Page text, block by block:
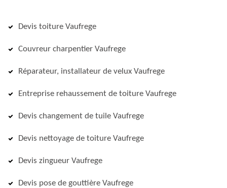
Devis toiture Vaufrege
Couvreur charpentier Vaufrege
Réparateur, installateur de velux Vaufrege
Entreprise rehaussement de toiture Vaufrege
Devis changement de tuile Vaufrege
Devis nettoyage de toiture Vaufrege
Devis zingueur Vaufrege
Devis pose de gouttière Vaufrege